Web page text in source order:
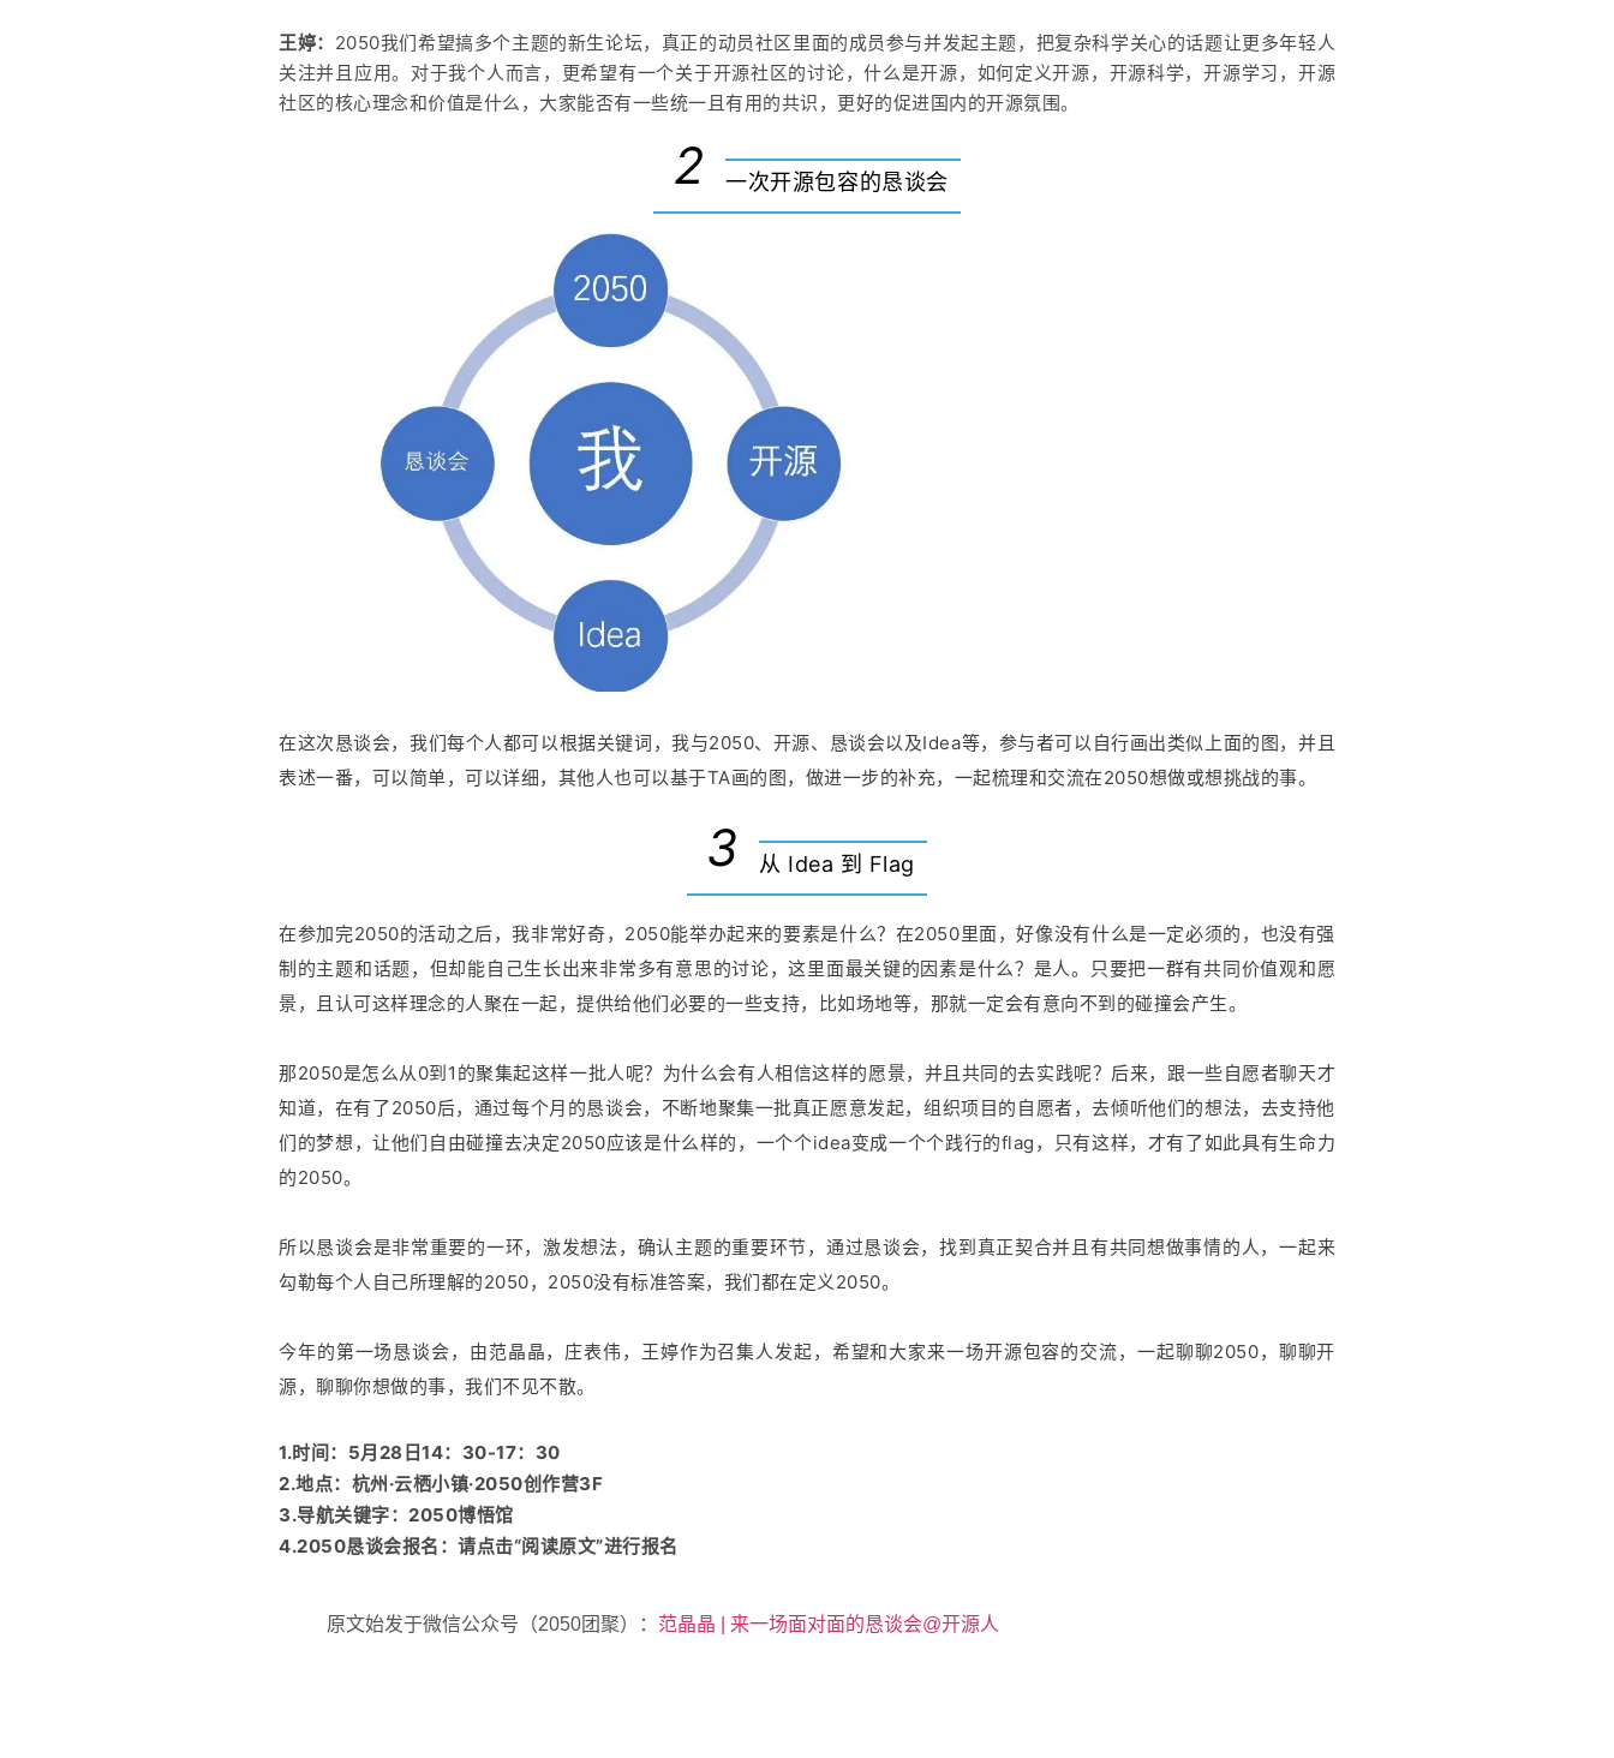
王婷： 2050我们希望搞多个主题的新生论坛，真正的动员社区里面的成员参与并发起主题，把复杂科学关心的话题让更多年轻人
关注并且应用。对于我个人而言，更希望有一个关于开源社区的讨论，什么是开源，如何定义开源，开源科学，开源学习，开源
社区的核心理念和价值是什么，大家能否有一些统一且有用的共识，更好的促进国内的开源氛围。
2 一次开源包容的恳谈会
在这次恳谈会，我们每个人都可以根据关键词，我与2050、开源、恳谈会以及Idea等，参与者可以自行画出类似上面的图，并且
表述一番，可以简单，可以详细，其他人也可以基于TA画的图，做进一步的补充，一起梳理和交流在2050想做或想挑战的事。
3 从 Idea 到 Flag
在参加完2050的活动之后，我非常好奇，2050能举办起来的要素是什么？在2050里面，好像没有什么是一定必须的，也没有强
制的主题和话题，但却能自己生长出来非常多有意思的讨论，这里面最关键的因素是什么？是人。只要把一群有共同价值观和愿
景，且认可这样理念的人聚在一起，提供给他们必要的一些支持，比如场地等，那就一定会有意向不到的碰撞会产生。
那2050是怎么从0到1的聚集起这样一批人呢？为什么会有人相信这样的愿景，并且共同的去实践呢？后来，跟一些自愿者聊天才
知道，在有了2050后，通过每个月的恳谈会，不断地聚集一批真正愿意发起，组织项目的自愿者，去倾听他们的想法，去支持他
们的梦想，让他们自由碰撞去决定2050应该是什么样的，一个个idea变成一个个践行的flag，只有这样，才有了如此具有生命力
的2050。
所以恳谈会是非常重要的一环，激发想法，确认主题的重要环节，通过恳谈会，找到真正契合并且有共同想做事情的人，一起来
勾勒每个人自己所理解的2050，2050没有标准答案，我们都在定义2050。
今年的第一场恳谈会，由范晶晶，庄表伟，王婷作为召集人发起，希望和大家来一场开源包容的交流，一起聊聊2050，聊聊开
源，聊聊你想做的事，我们不见不散。
1.时间：5月28日14：30-17：30
2.地点：杭州·云栖小镇·2050创作营3F
3.导航关键字：2050博悟馆
4.2050恳谈会报名：请点击“阅读原文”进行报名
原文始发于微信公众号（2050团聚）： 范晶晶 | 来一场面对面的恳谈会@开源人